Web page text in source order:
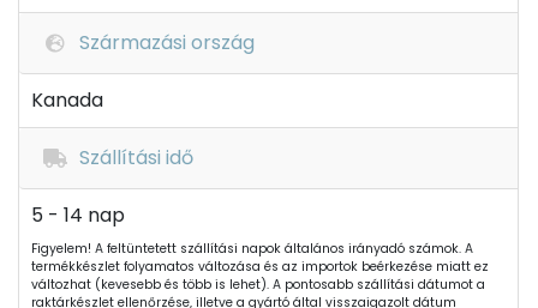
Származási ország
Kanada
Szállítási idő
5 - 14 nap
Figyelem! A feltüntetett szállítási napok általános irányadó számok. A
termékkészlet folyamatos változása és az importok beérkezése miatt ez
változhat (kevesebb és több is lehet). A pontosabb szállítási dátumot a
raktárkészlet ellenőrzése, illetve a gyártó által visszaigazolt dátum